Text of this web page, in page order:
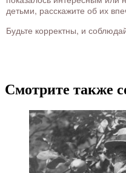
детьми, расскажите об их
Будьте корректны, и
Смотрите также